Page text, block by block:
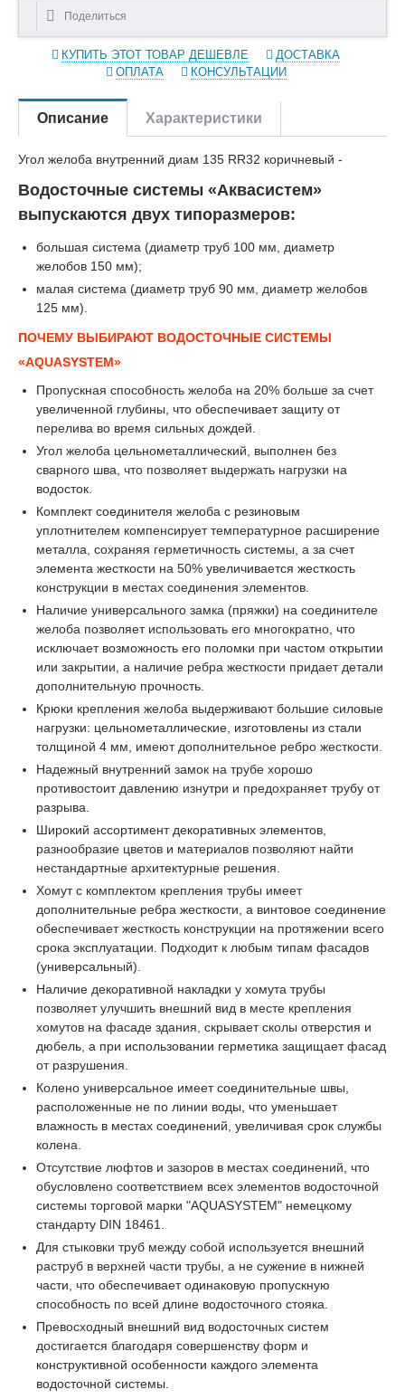
Поделиться
КУПИТЬ ЭТОТ ТОВАР ДЕШЕВЛЕ
ДОСТАВКА
ОПЛАТА
КОНСУЛЬТАЦИИ
Описание Характеристики
Угол желоба внутренний диам 135 RR32 коричневый -
Водосточные системы «Аквасистем»
выпускаются двух типоразмеров:
большая система (диаметр труб 100 мм, диаметр
желобов 150 мм);
малая система (диаметр труб 90 мм, диаметр желобов
125 мм).
ПОЧЕМУ ВЫБИРАЮТ ВОДОСТОЧНЫЕ СИСТЕМЫ
«AQUASYSTEM»
Пропускная способность желоба на 20% больше за счет
увеличенной глубины, что обеспечивает защиту от
перелива во время сильных дождей.
Угол желоба цельнометаллический, выполнен без
сварного шва, что позволяет выдержать нагрузки на
водосток.
Комплект соединителя желоба с резиновым
уплотнителем компенсирует температурное расширение
металла, сохраняя герметичность системы, а за счет
элемента жесткости на 50% увеличивается жесткость
конструкции в местах соединения элементов.
Наличие универсального замка (пряжки) на соединителе
желоба позволяет использовать его многократно, что
исключает возможность его поломки при частом открытии
или закрытии, а наличие ребра жесткости придает детали
дополнительную прочность.
Крюки крепления желоба выдерживают большие силовые
нагрузки: цельнометаллические, изготовлены из стали
толщиной 4 мм, имеют дополнительное ребро жесткости.
Надежный внутренний замок на трубе хорошо
противостоит давлению изнутри и предохраняет трубу от
разрыва.
Широкий ассортимент декоративных элементов,
разнообразие цветов и материалов позволяют найти
нестандартные архитектурные решения.
Хомут с комплектом крепления трубы имеет
дополнительные ребра жесткости, а винтовое соединение
обеспечивает жесткость конструкции на протяжении всего
срока эксплуатации. Подходит к любым типам фасадов
(универсальный).
Наличие декоративной накладки у хомута трубы
позволяет улучшить внешний вид в месте крепления
хомутов на фасаде здания, скрывает сколы отверстия и
дюбель, а при использовании герметика защищает фасад
от разрушения.
Колено универсальное имеет соединительные швы,
расположенные не по линии воды, что уменьшает
влажность в местах соединений, увеличивая срок службы
колена.
Отсутствие люфтов и зазоров в местах соединений, что
обусловлено соответствием всех элементов водосточной
системы торговой марки "AQUASYSTEM" немецкому
стандарту DIN 18461.
Для стыковки труб между собой используется внешний
раструб в верхней части трубы, а не сужение в нижней
части, что обеспечивает одинаковую пропускную
способность по всей длине водосточного стояка.
Превосходный внешний вид водосточных систем
достигается благодаря совершенству форм и
конструктивной особенности каждого элемента
водосточной системы.